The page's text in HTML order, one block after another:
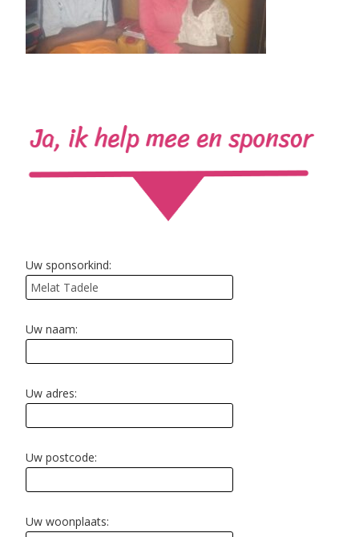
Uw sponsorkind:
Uw naam:
Uw adres:
Uw postcode:
Uw woonplaats: